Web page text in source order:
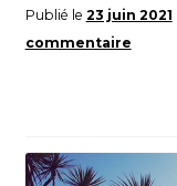
Publié le 23 juin 2021
commentaire